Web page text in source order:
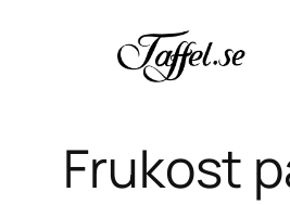
Frukost